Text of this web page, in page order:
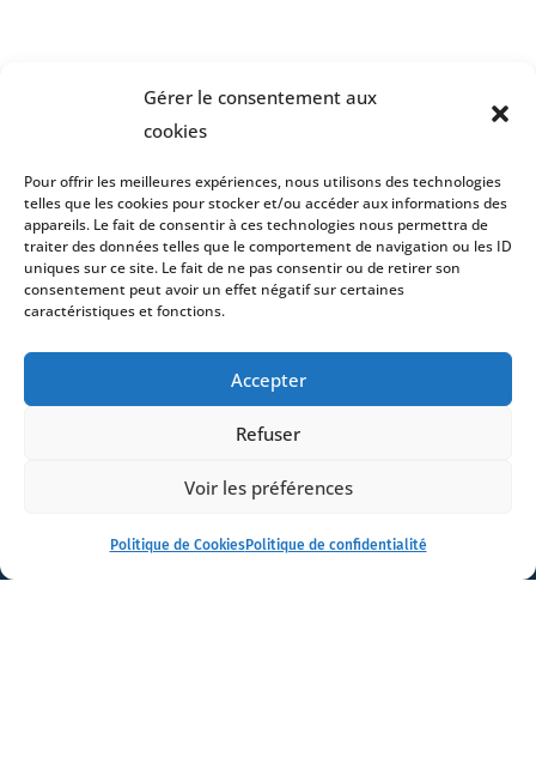
Gérer le consentement aux
cookies
Pour offrir les meilleures expériences, nous utilisons des technologies
telles que les cookies pour stocker et/ou accéder aux informations des
appareils. Le fait de consentir à ces technologies nous permettra de
traiter des données telles que le comportement de navigation ou les ID
uniques sur ce site. Le fait de ne pas consentir ou de retirer son
consentement peut avoir un effet négatif sur certaines
caractéristiques et fonctions.
Accepter
Refuser
Voir les préférences
Politique de CookiesPolitique de confidentialité
Accueil
Activités